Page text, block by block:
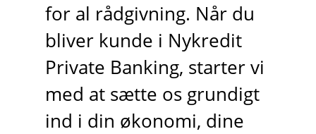
for al rådgivning. Når du
bliver kunde i Nykredit
Private Banking, starter vi
med at sætte os grundigt
ind i din økonomi, dine